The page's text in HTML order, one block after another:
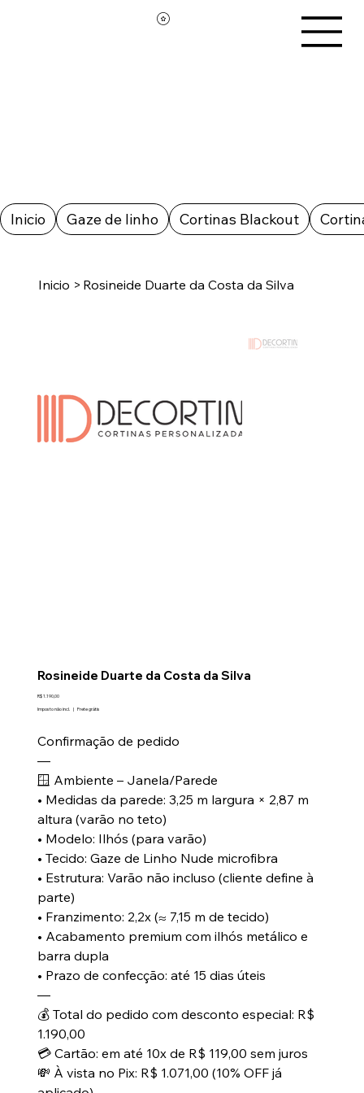
Inicio Gaze de linho Cortinas Blackout
Inicio > Rosineide Duarte da Costa da Silva
Rosineide Duarte da Costa da Silva
Preço
R$ 1.190,00
Imposto não incl. | Frete grátis
Confirmação de pedido
—
🪟 Ambiente – Janela/Parede
• Medidas da parede: 3,25 m largura × 2,87 m
altura (varão no teto)
• Modelo: Ilhós (para varão)
• Tecido: Gaze de Linho Nude microfibra
• Estrutura: Varão não incluso (cliente define à
parte)
• Franzimento: 2,2x (≈ 7,15 m de tecido)
• Acabamento premium com ilhós metálico e
barra dupla
• Prazo de confecção: até 15 dias úteis
—
💰 Total do pedido com desconto especial: R$
1.190,00
💳 Cartão: em até 10x de R$ 119,00 sem juros
💸 À vista no Pix: R$ 1.071,00 (10% OFF já